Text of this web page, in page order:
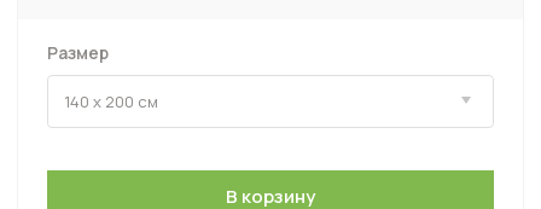
Размер